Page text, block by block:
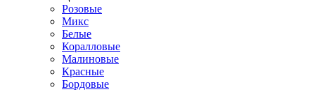
Розовые
Микс
Белые
Коралловые
Малиновые
Красные
Бордовые